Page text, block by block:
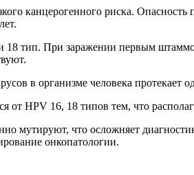
канцерогенного риска.
18 тип. При заражении первым
в организме человека протекает
от HPV 16, 18 типов тем, что
мутируют, что осложняет
онкопатологии.